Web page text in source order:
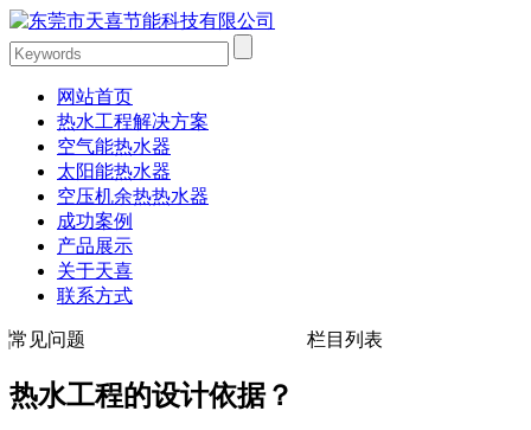
网站首页
热水工程解决方案
空气能热水器
太阳能热水器
空压机余热热水器
成功案例
产品展示
关于天喜
联系方式
常见问题 栏目列表
热水工程的设计依据？